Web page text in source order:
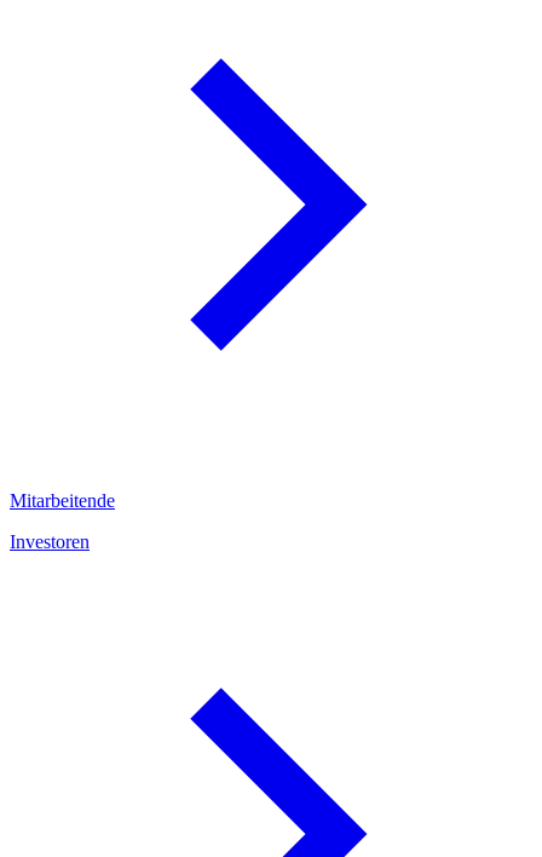
Mitarbeitende
Investoren